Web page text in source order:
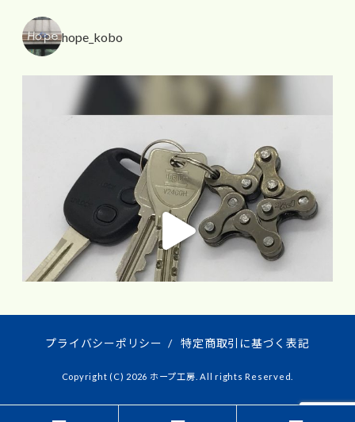
hope_kobo
プライバシーポリシー / 特定商取引に基づく表記
Copyright (C) 2026 ホープ工房. All rights Reserved.